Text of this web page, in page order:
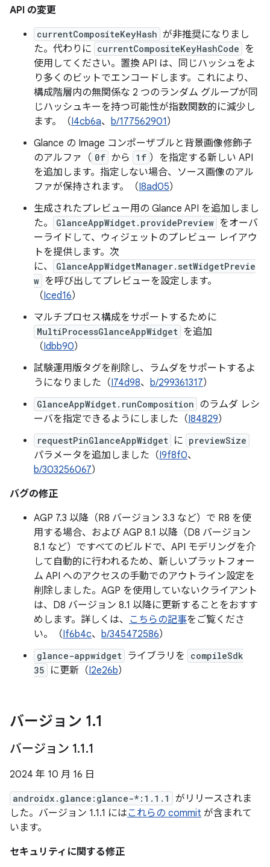
API の変更
currentCompositeKeyHash が非推奨になりまし
た。代わりに currentCompositeKeyHashCode を
使用してください。置換 API は、同じハッシュをよ
り多くのビットでエンコードします。これにより、
構成階層内の無関係な 2 つのランダム グループが同
じハッシュキーを持つ可能性が指数関数的に減少し
ます。（I4cb6a、 b/177562901）
Glance の Image コンポーザブルと背景画像修飾子
のアルファ（ 0f から 1f ）を指定する新しい API
を追加します。指定しない場合、ソース画像のアル
ファが保持されます。（I8ad05）
生成されたプレビュー用の Glance API を追加しまし
た。
GlanceAppWidget.providePreview をオーバ
ーライドして、ウィジェットのプレビュー レイアウ
トを提供します。次
に、
GlanceAppWidgetManager.setWidgetPrevie
w を呼び出してプレビューを設定します。
（Iced16）
マルチプロセス構成をサポートするために
MultiProcessGlanceAppWidget を追加
（Idbb90）
試験運用版タグを削除し、ラムダをサポートするよ
うになりました（I74d98、 b/299361317）
GlanceAppWidget.runComposition のラムダ レシ
ーバを指定できるようにしました（I84829）
requestPinGlanceAppWidget に previewSize
パラメータを追加しました（I9f8f0、
b/303256067）
バグの修正
AGP 7.3 以降（R8 バージョン 3.3 など）で R8 を使
用する場合、および AGP 8.1 以降（D8 バージョン
8.1 など）ですべてのビルドで、API モデリングを介
して自動的に行われるため、新しいプラットフォー
ム API へのアクセスの手動でのアウトライン設定を
削除しました。AGP を使用していないクライアント
は、D8 バージョン 8.1 以降に更新することをおすす
めします。詳しくは、 こちらの記事をご覧くださ
い。（If6b4c、 b/345472586）
glance-appwidget ライブラリを
compileSdk
35
に更新（I2e26b）
バージョン 1.1
バージョン 1.1.1
2024 年 10 月 16 日
androidx.glance:glance-*:1.1.1
がリリースされま
した。バージョン 1.1.1 にはこれらの commit が含まれて
います。
セキュリティに関する修正